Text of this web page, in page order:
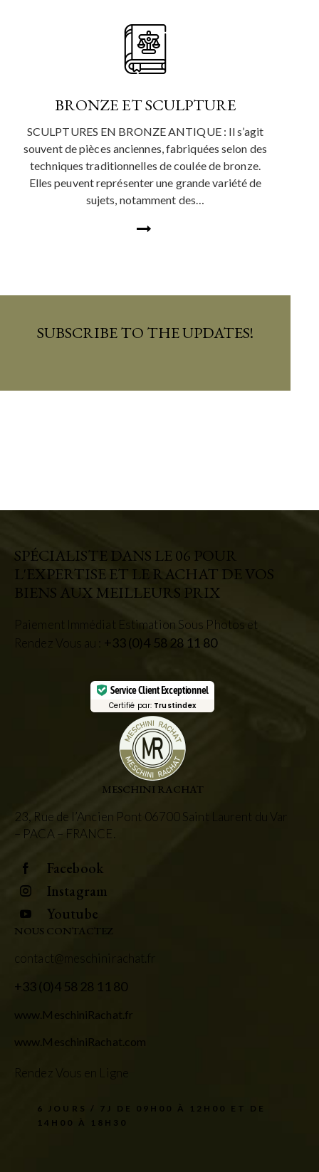
BRONZE ET SCULPTURE
SCULPTURES EN BRONZE ANTIQUE : Il s’agit
souvent de pièces anciennes, fabriquées selon des
techniques traditionnelles de coulée de bronze.
Elles peuvent représenter une grande variété de
sujets, notamment des…
SUBSCRIBE TO THE UPDATES!
SPÉCIALISTE DANS LE 06 POUR
L'EXPERTISE ET LE RACHAT DE VOS
BIENS AUX MEILLEURS PRIX
Paiement Immédiat Estimation Sous Photos et
Rendez Vous au : +33 (0)4 58 28 11 80
Service Client Exceptionnel
Certifié par: Trustindex
MESCHINI RACHAT
23, Rue de l’Ancien Pont 06700 Saint Laurent du Var
– PACA – FRANCE.
Facebook
Instagram
Youtube
NOUS CONTACTEZ
contact@meschinirachat.fr
+33 (0)4 58 28 11 80
www.MeschiniRachat.fr
www.MeschiniRachat.com
Rendez Vous en Ligne
6 JOURS / 7J DE 09H00 À 12H00 ET DE
14H00 À 18H30